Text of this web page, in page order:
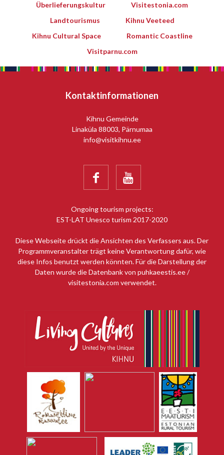
Überlieferungskultur
Visitestonia.com
Landtourismus
Kihnu Veeteed
Kihnu Cultural Space
Romantic Coastline
Visitparnu.com
Kontaktinformationen
Kihnu Gemeinde
Linaküla 88003, Pärnumaa
info@visitkihnu.ee
 
Ongoing tourism projects:
EST-LAT Unesco turism 2017-2020
Diese Webseite drückt die Ansichten des Verfassers aus. Der
Programmveranstalter trägt keine Verantwortung dafür, wie
diese Infos benutzt werden könnten. Für die Darstellung der
Daten wurde die Datenbank von puhkaeestis.ee /
visitestonia.com verwendet.